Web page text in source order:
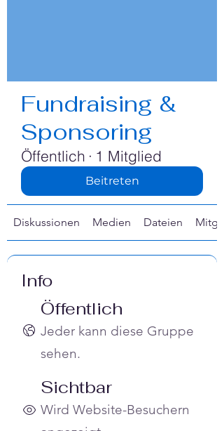
Fundraising &
Sponsoring
Öffentlich · 1 Mitglied
Beitreten
Diskussionen Medien Dateien
Info
Öffentlich
Jeder kann diese Gruppe
sehen.
Sichtbar
Wird Website-Besuchern